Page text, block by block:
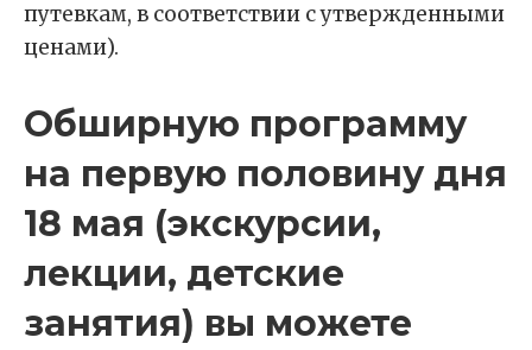
путевкам, в соответствии с утвержденными
ценами).
Обширную программу
на первую половину дня
18 мая (экскурсии,
лекции, детские
занятия) вы можете